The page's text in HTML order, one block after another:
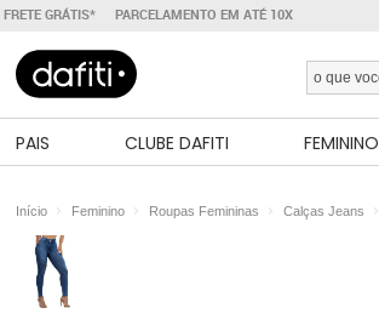
FRETE GRÁTIS* PARCELAMENTO EM ATÉ 10X
PAIS CLUBE DAFITI FEMININO
Início Feminino Roupas Femininas Calças Jeans